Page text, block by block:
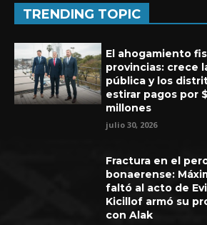
Experiencia de seis años en UEFA
TRENDING TOPIC
El ahogamiento
provincias: crece
pública y los
estirar pagos por
millones
julio 30, 2026
Fractura en el
bonaerense:
faltó al acto de
Kicillof armó su
con Alak